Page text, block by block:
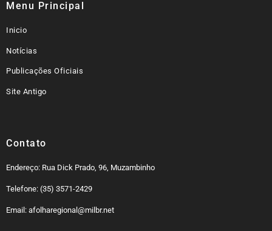
Menu Principal
Inicio
Notícias
Publicações Oficiais
Site Antigo
Contato
Endereço: Rua Dick Prado, 96, Muzambinho
Telefone: (35) 3571-2429
Email: afolharegional@milbr.net